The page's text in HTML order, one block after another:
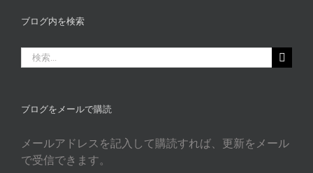
カ
ゴ
リ
ブログ内を検索
索
ブログをメールで購読
メールアドレスを記入して購読すれば、更新をメール
で受信できます。